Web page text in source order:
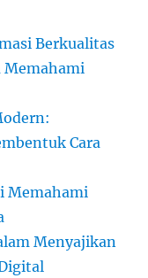
Berkualitas
Memahami
Cara
Memahami
Menyajikan